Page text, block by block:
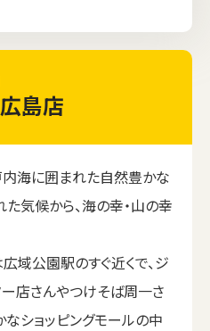
島店
海に囲まれた自然豊かな
気候から、海の幸・山の幸
域公園駅のすぐ近くで、ジ
店さんやつけそば周一さ
ショッピングモールの中